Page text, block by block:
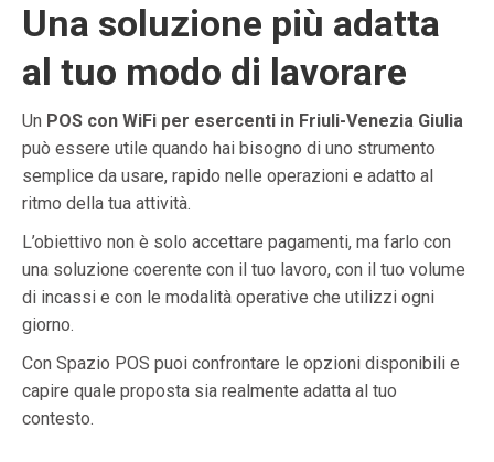
Una soluzione più adatta
al tuo modo di lavorare
Un POS con WiFi per esercenti in Friuli-Venezia Giulia
può essere utile quando hai bisogno di uno strumento
semplice da usare, rapido nelle operazioni e adatto al
ritmo della tua attività.
L’obiettivo non è solo accettare pagamenti, ma farlo con
una soluzione coerente con il tuo lavoro, con il tuo volume
di incassi e con le modalità operative che utilizzi ogni
giorno.
Con Spazio POS puoi confrontare le opzioni disponibili e
capire quale proposta sia realmente adatta al tuo
contesto.